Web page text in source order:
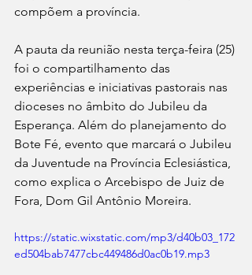
compõem a província.
A pauta da reunião nesta terça-feira (25)
foi o compartilhamento das
experiências e iniciativas pastorais nas
dioceses no âmbito do Jubileu da
Esperança. Além do planejamento do
Bote Fé, evento que marcará o Jubileu
da Juventude na Província Eclesiástica,
como explica o Arcebispo de Juiz de
Fora, Dom Gil Antônio Moreira.
https://static.wixstatic.com/mp3/d40b03_172
ed504bab7477cbc449486d0ac0b19.mp3